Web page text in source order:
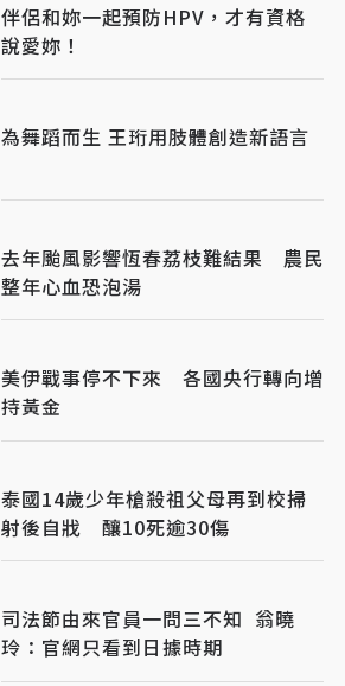
伴侶和妳一起預防HPV，才有資格
說愛妳！
為舞蹈而生 王珩用肢體創造新語言
去年颱風影響恆春荔枝難結果 農民
整年心血恐泡湯
美伊戰事停不下來 各國央行轉向增
持黃金
泰國14歲少年槍殺祖父母再到校掃
射後自戕 釀10死逾30傷
司法節由來官員一問三不知 翁曉
玲：官網只看到日據時期